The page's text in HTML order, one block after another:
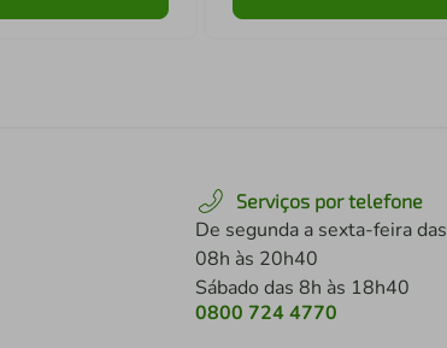
Serviços por telefone
De segunda a sexta-feira das
08h às 20h40
Sábado das 8h às 18h40
0800 724 4770